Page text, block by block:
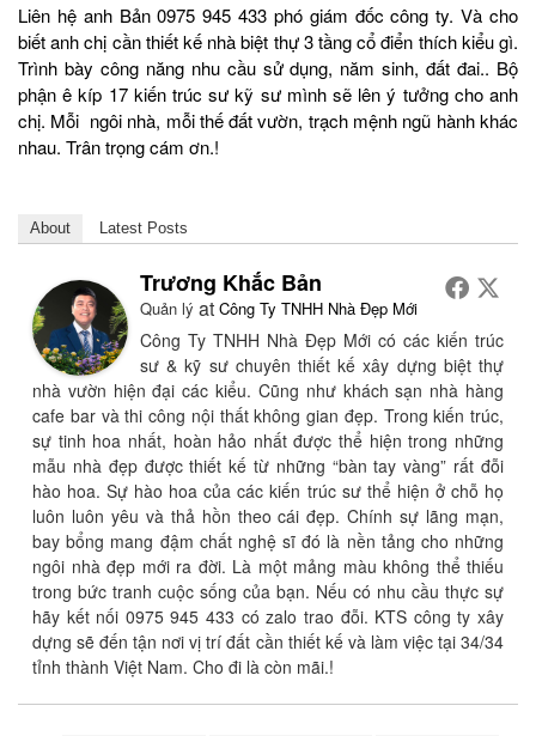
Liên hệ anh Bản 0975 945 433 phó giám đốc công ty. Và cho
biết anh chị cần thiết kế nhà biệt thự 3 tầng cổ điển thích kiểu gì.
Trình bày công năng nhu cầu sử dụng, năm sinh, đất đai.. Bộ
phận ê kíp 17 kiến trúc sư kỹ sư mình sẽ lên ý tưởng cho anh
chị. Mỗi ngôi nhà, mỗi thế đất vườn, trạch mệnh ngũ hành khác
nhau. Trân trọng cám ơn.!
About Latest Posts
Trương Khắc Bản
Quản lý at Công Ty TNHH Nhà Đẹp Mới
Công Ty TNHH Nhà Đẹp Mới có các kiến trúc
sư & kỹ sư chuyên thiết kế xây dựng biệt thự
nhà vườn hiện đại các kiểu. Cũng như khách sạn nhà hàng
cafe bar và thi công nội thất không gian đẹp. Trong kiến trúc,
sự tinh hoa nhất, hoàn hảo nhất được thể hiện trong những
mẫu nhà đẹp được thiết kế từ những “bàn tay vàng” rất đỗi
hào hoa. Sự hào hoa của các kiến trúc sư thể hiện ở chỗ họ
luôn luôn yêu và thả hồn theo cái đẹp. Chính sự lãng mạn,
bay bổng mang đậm chất nghệ sĩ đó là nền tảng cho những
ngôi nhà đẹp mới ra đời. Là một mảng màu không thể thiếu
trong bức tranh cuộc sống của bạn. Nếu có nhu cầu thực sự
hãy kết nối 0975 945 433 có zalo trao đỗi. KTS công ty xây
dựng sẽ đến tận nơi vị trí đất cần thiết kế và làm việc tại 34/34
tỉnh thành Việt Nam. Cho đi là còn mãi.!